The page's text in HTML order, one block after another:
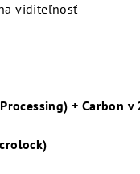
viditeľnosť
+ Carbon